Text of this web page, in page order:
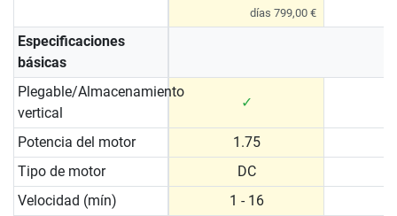
días 799,00 €
Especificaciones
básicas
Plegable/Almacenamiento
vertical
✓
Potencia del motor
1.75
Tipo de motor
DC
Velocidad (mín)
1 - 16